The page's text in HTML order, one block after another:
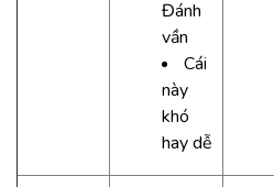
Đánh
vần
Cái
này
khó
hay dễ